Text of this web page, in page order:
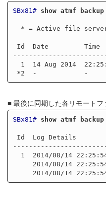
SBx81# show atmf
■ 最後に同期した各リモート
SBx81# show atmf